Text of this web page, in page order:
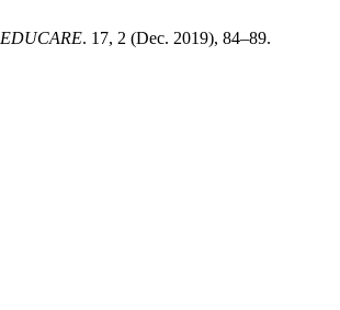
EDUCARE. 17, 2 (Dec. 2019), 84–89.